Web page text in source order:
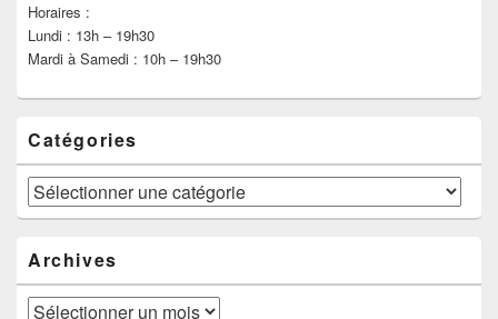
Horaires :
Lundi : 13h – 19h30
Mardi à Samedi : 10h – 19h30
Catégories
Catégories
Archives
Archives